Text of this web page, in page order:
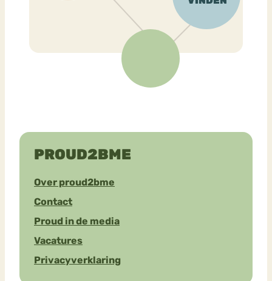
PROUD2BME
Over proud2bme
Contact
Proud in de media
Vacatures
Privacyverklaring